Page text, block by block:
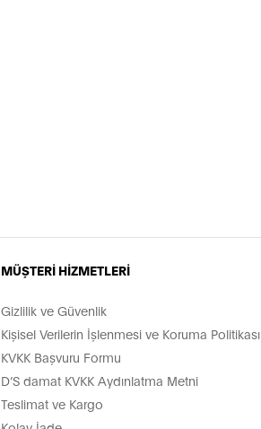
MÜŞTERİ HİZMETLERİ
Gizlilik ve Güvenlik
Kişisel Verilerin İşlenmesi ve Koruma Politikası
KVKK Başvuru Formu
D’S damat KVKK Aydınlatma Metni
Teslimat ve Kargo